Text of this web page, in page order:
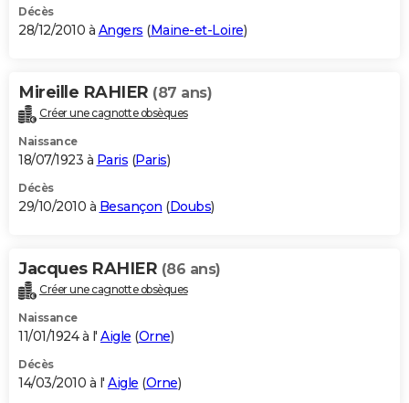
Décès
28/12/2010 à Angers (Maine-et-Loire)
Mireille RAHIER (87 ans)
Créer une cagnotte obsèques
Naissance
18/07/1923 à Paris (Paris)
Décès
29/10/2010 à Besançon (Doubs)
Jacques RAHIER (86 ans)
Créer une cagnotte obsèques
Naissance
11/01/1924 à l' Aigle (Orne)
Décès
14/03/2010 à l' Aigle (Orne)